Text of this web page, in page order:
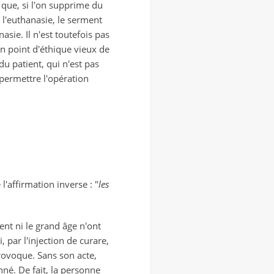
si l'on supprime du
le serment
Il n'est toutefois pas
point d'éthique vieux de
patient, qui n'est pas
l'opération
l'affirmation inverse : "les
ni le grand âge n'ont
par l'injection de curare,
Sans son acte,
De fait, la personne